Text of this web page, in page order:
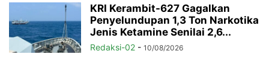
KRI Kerambit-627 Gagalkan
Penyelundupan 1,3 Ton Narkotika
Jenis Ketamine Senilai 2,6...
Redaksi-02 - 10/08/2026